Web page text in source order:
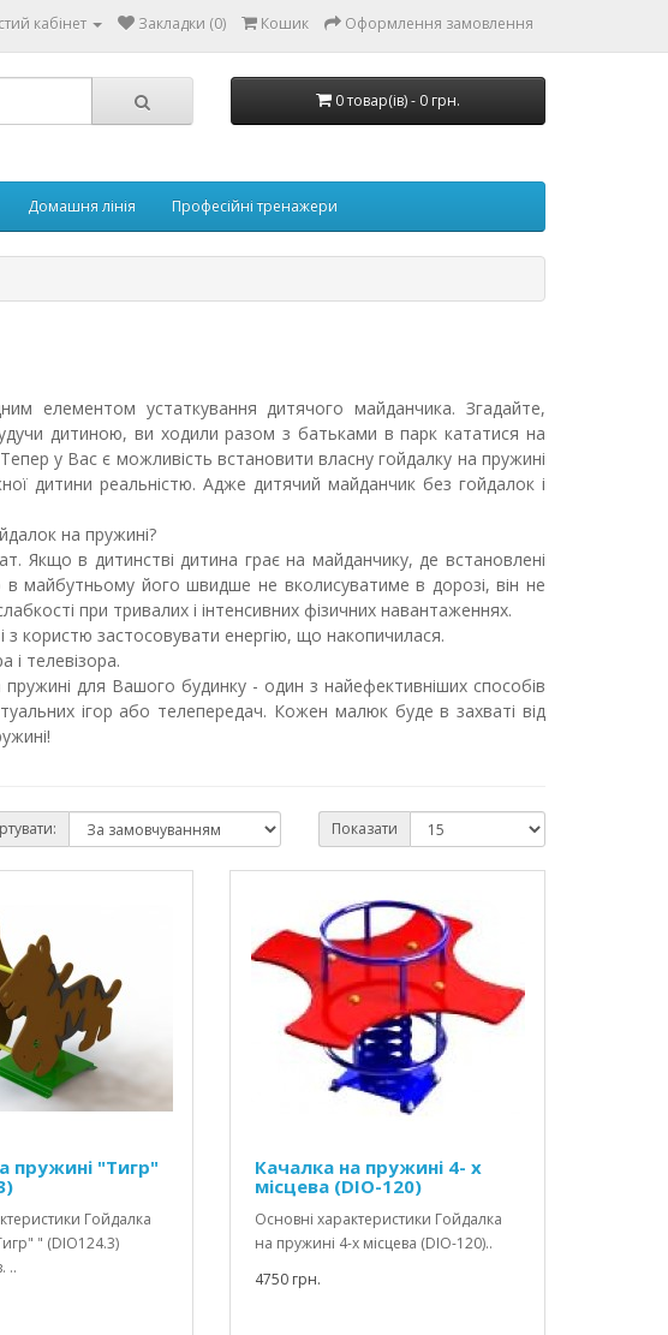
кабінет Закладки (0) Кошик Оформлення замовлення
0 товар(ів) - 0 грн.
Домашня лінія Професійні тренажери
елементом устаткування дитячого майданчика. Згадайте,
дитиною, ви ходили разом з батьками в парк кататися на
у Вас є можливість встановити власну гойдалку на пружині
дитини реальністю. Адже дитячий майданчик без гойдалок і
на пружині?
Якщо в дитинстві дитина грає на майданчику, де встановлені
в майбутньому його швидше не вколисуватиме в дорозі, він не
при тривалих і інтенсивних фізичних навантаженнях.
користю застосовувати енергію, що накопичилася.
і телевізора.
для Вашого будинку - один з найефективніших способів
ігор або телепередач. Кожен малюк буде в захваті від
Показати
пружині "Тигр"
Гойдалка
" (DIO124.3)
..
Качалка на пружині 4- х
місцева (DІO-120)
Основні характеристики Гойдалка
на пружині 4-х місцева (DІO-120)..
4750 грн.